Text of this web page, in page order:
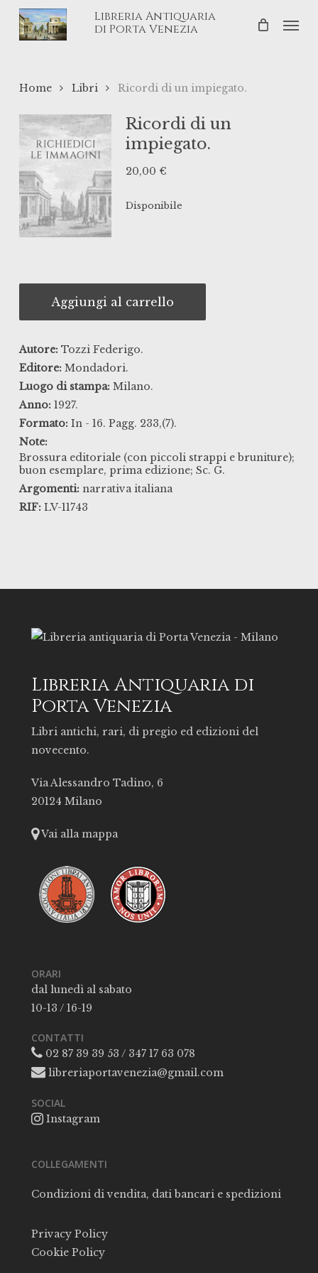
Skip
Libreria Antiquaria
di Porta Venezia
Home Libri Ricordi di un impiegato.
Ricordi di un
impiegato.
20,00 €
Disponibile
Aggiungi al carrello
Autore: Tozzi Federigo.
Editore: Mondadori.
Luogo di stampa: Milano.
Anno: 1927.
Formato: In - 16. Pagg. 233,(7).
Note:
Brossura editoriale (con piccoli strappi e bruniture);
buon esemplare, prima edizione; Sc. G.
Argomenti: narrativa italiana
RIF: LV-11743
Libreria Antiquaria di
Porta Venezia
Libri antichi, rari, di pregio ed edizioni del
novecento.
Via Alessandro Tadino, 6
20124 Milano
Vai alla mappa
ORARI
dal lunedì al sabato
10-13 / 16-19
CONTATTI
02 87 39 39 53 / 347 17 63 078
libreriaportavenezia@gmail.com
SOCIAL
Instagram
COLLEGAMENTI
Condizioni di vendita, dati bancari e spedizioni
Privacy Policy
Cookie Policy